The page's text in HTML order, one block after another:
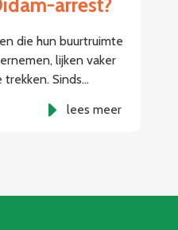
die hun buurtruimte
lijken vaker
Sinds…
lees meer